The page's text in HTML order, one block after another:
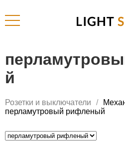
й
Розетки и выключатели
перламутровый рифленый